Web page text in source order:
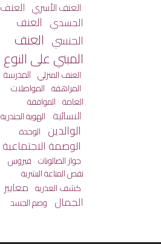
العنف الأسري العنف
الجسدي العنف
الجنسي العنف
المبني على النوع
العنف المنزلي المدرسة
المراهقة المواصلات
العامة الموافقة
النسائية الهوية الجندرية
الوالدين الوحدة
الوصمة الاجتماعية
جواز الصالونات فيروس
نقص المناعة البشرية
كشف العذرية معايير
الجمال وصم الجسد